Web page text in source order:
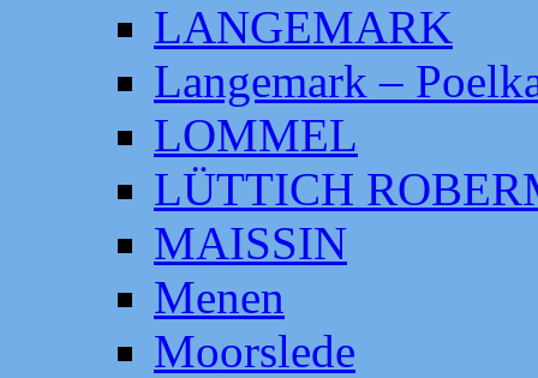
LANGEMARK
Langemark –
LOMMEL
LÜTTICH
MAISSIN
Menen
Moorslede